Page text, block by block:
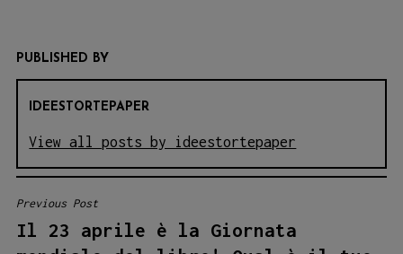
PUBLISHED BY
IDEESTORTEPAPER
View all posts by ideestortepaper
NAVIGAZIONE
ARTICOLI
Previous Post
Il 23 aprile è la Giornata